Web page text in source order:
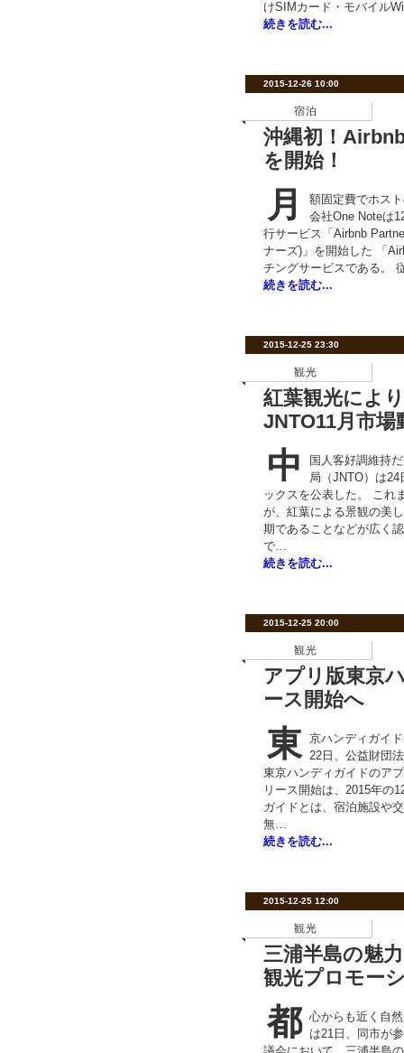
けSIMカード・モバイル
続きを読む...
2015-12-26 10:00
宿泊
沖縄初！
を開始！
月
額固定費でホス
会社One Noteは
行サービス「Airbnb
ナーズ)」を開始した 「
チングサービスである。
続きを読む...
2015-12-25 23:30
観光
紅葉観光によ
JNTO11月市
中
国人客好調維持
局（JNTO）は24
ックスを公表した。 これ
が、紅葉による景観の美
期であることなどが広く
で…
続きを読む...
2015-12-25 20:00
観光
アプリ版東京
ース開始へ
東 京ハンディガイ
22日、公益財団
東京ハンディガイドのア
リース開始は、2015年の
ガイドとは、宿泊施設や
無…
続きを読む...
2015-12-25 12:00
観光
三浦半島の魅
観光プロモー
都 心からも近く自
は21日、同市が